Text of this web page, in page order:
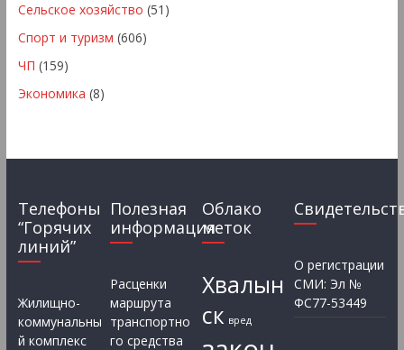
Сельское хозяйство (51)
Спорт и туризм (606)
ЧП (159)
Экономика (8)
Телефоны
“Горячих
линий”
Жилищно-
коммунальны
й комплекс
Полезная
информация
Расценки
маршрута
транспортно
го средства
Облако
меток
Хвалын
ск вред
О регистрации
СМИ: Эл №
ФС77-53449